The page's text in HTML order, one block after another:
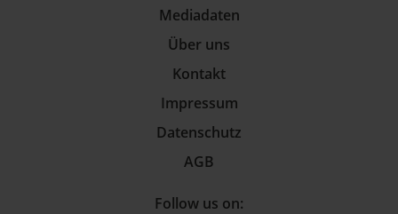
Mediadaten
Über uns
Kontakt
Impressum
Datenschutz
AGB
Follow us on: